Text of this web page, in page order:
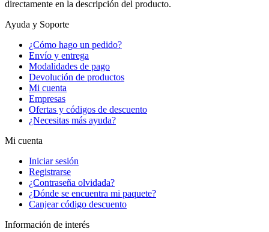
directamente en la descripción del producto.
Ayuda y Soporte
¿Cómo hago un pedido?
Envío y entrega
Modalidades de pago
Devolución de productos
Mi cuenta
Empresas
Ofertas y códigos de descuento
¿Necesitas más ayuda?
Mi cuenta
Iniciar sesión
Registrarse
¿Contraseña olvidada?
¿Dónde se encuentra mi paquete?
Canjear código descuento
Información de interés